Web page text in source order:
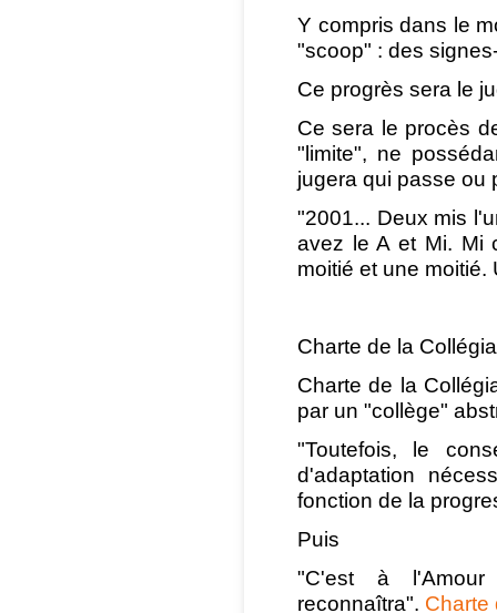
Y compris dans le
"scoop" : des
Ce progrès sera le
Ce sera le procès
"limite", ne
jugera qui passe ou
"2001... Deux mis
avez le A et Mi. Mi
moitié et une moitié.
Charte de la
Charte de la
par un "collège"
"Toutefois, le
d'adaptation
fonction de la
Puis
"C'est à
reconnaîtra". Charte